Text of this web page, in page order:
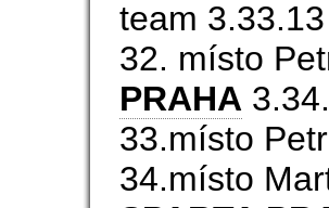
team 3.33.13
32. místo
PRAHA
33.místo
34.místo